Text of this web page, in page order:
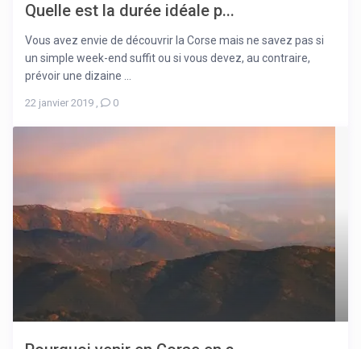
Quelle est la durée idéale p...
Vous avez envie de découvrir la Corse mais ne savez pas si
un simple week-end suffit ou si vous devez, au contraire,
prévoir une dizaine ...
22 janvier 2019 , 0